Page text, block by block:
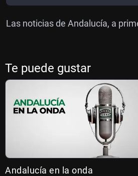
Las noticias de Andalucía, a
Te puede gustar
Andalucía en la onda